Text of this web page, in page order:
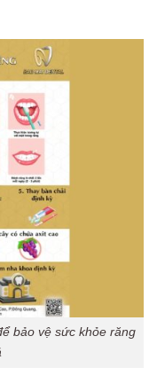
bảo vệ sức khỏe răng